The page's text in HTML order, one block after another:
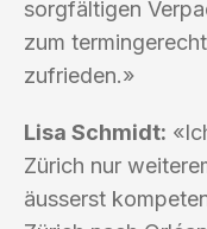
sorgfältigen
zum
zufrieden.»
Lisa Schmidt:
Zürich nur
äusserst